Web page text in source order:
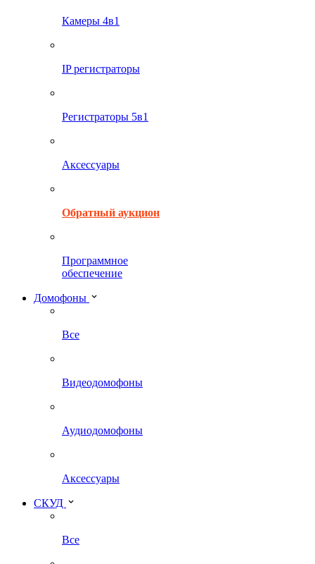
Камеры 4в1
IP регистраторы
Регистраторы 5в1
Аксессуары
Обратный аукцион
Программное
обеспечение
Домофоны
Все
Видеодомофоны
Аудиодомофоны
Аксессуары
СКУД
Все